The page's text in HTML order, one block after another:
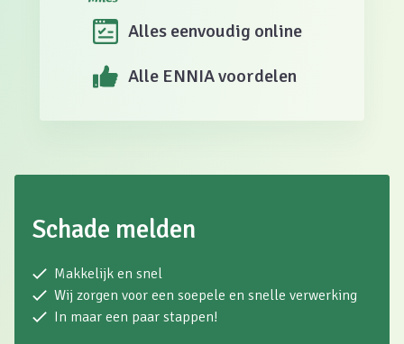
Alles eenvoudig online
Alle ENNIA voordelen
Schade melden
Makkelijk en snel
Wij zorgen voor een soepele en snelle verwerking
In maar een paar stappen!